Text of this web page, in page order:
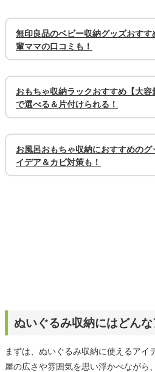
無印良品のベビー収納グッズおす
輩ママの口コミも！
おもちゃ収納ラックおすすめ【大
で選べる＆片付けられる！
お風呂おもちゃ収納におすすめの
イデア＆カビ対策も！
ぬいぐるみ収納にはどん
まずは、ぬいぐるみ収納に使えるアイ
屋の広さや雰囲気を思い浮かべながら